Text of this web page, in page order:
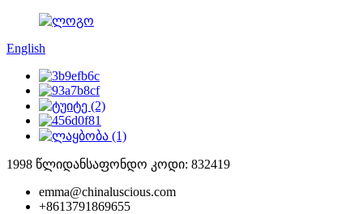
English
1998 წლიდანსაფონდო კოდი: 832419
emma@chinaluscious.com
+8613791869655